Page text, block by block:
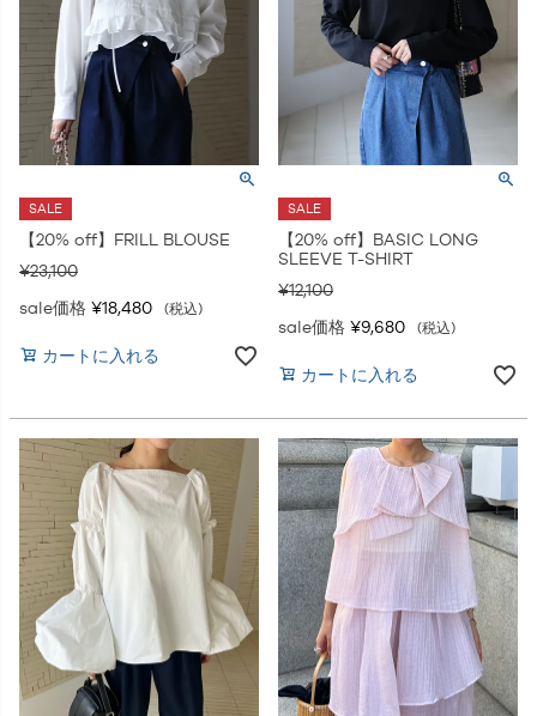
SALE
【20% off】FRILL BLOUSE
¥23,100
sale価格 ¥18,480 税込
カートに入れる
SALE
【20% off】BASIC LONG
SLEEVE T-SHIRT
¥12,100
sale価格 ¥9,680 税込
カートに入れる